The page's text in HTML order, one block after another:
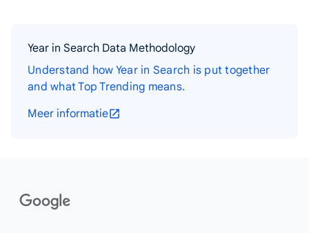
Year in Search Data Methodology
Understand how Year in Search is put together
and what Top Trending means.
Meer informatie